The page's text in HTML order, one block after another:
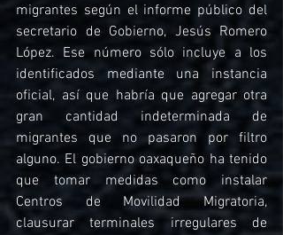
migrantes según el informe público del
secretario de Gobierno, Jesús Romero
López. Ese número sólo incluye a los
identificados mediante una instancia
oficial, así que habría que agregar otra
gran cantidad indeterminada de
migrantes que no pasaron por filtro
alguno. El gobierno oaxaqueño ha tenido
que tomar medidas como instalar
Centros de Movilidad Migratoria,
clausurar terminales irregulares de